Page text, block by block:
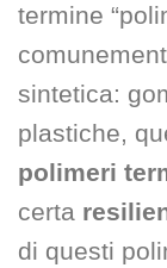
termine
sintetica:
plastiche,
polimeri
certa
di questi